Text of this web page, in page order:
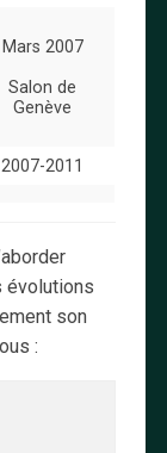
Mars 2007
Salon de
Genève
2007-2011
évolutions
son
: